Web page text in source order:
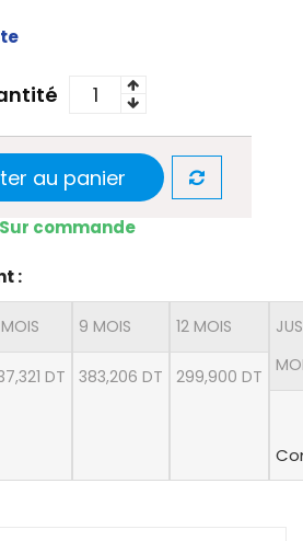
au panier
commande
:
DT
9 MOIS
383,206 DT
12 MOIS
299,900 DT